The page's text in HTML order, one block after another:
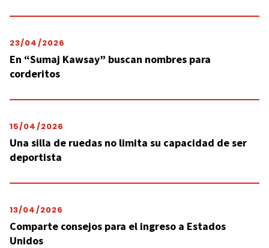
23/04/2026
En “Sumaj Kawsay” buscan nombres para
corderitos
15/04/2026
Una silla de ruedas no limita su capacidad de ser
deportista
13/04/2026
Comparte consejos para el ingreso a Estados
Unidos